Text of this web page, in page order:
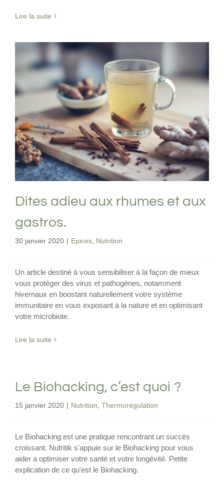
Lire la suite
Dites adieu aux rhumes et aux gastros.
Epices Nutrition
Dites adieu aux rhumes et aux
gastros.
30 janvier 2020 | Epices, Nutrition
Un article destiné à vous sensibiliser à la façon de mieux
vous protéger des virus et pathogènes, notamment
hivernaux en boostant naturellement votre système
immunitaire en vous exposant à la nature et en optimisant
votre microbiote.
Lire la suite
Le Biohacking, c’est quoi ?
15 janvier 2020 | Nutrition Thermorégulation
Le Biohacking est une pratique rencontrant un succès
croissant. Nutritik s'appuie sur le Biohacking pour vous
aider a optimiser votre santé et votre longévité. Petite
explication de ce qu'est le Biohacking.